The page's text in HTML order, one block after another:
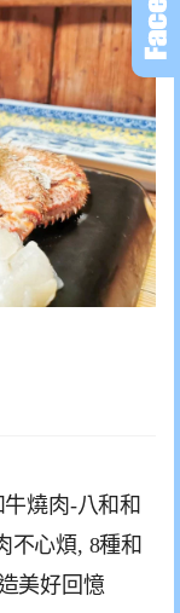
燒肉-八和和
不心煩, 8種和
美好回憶